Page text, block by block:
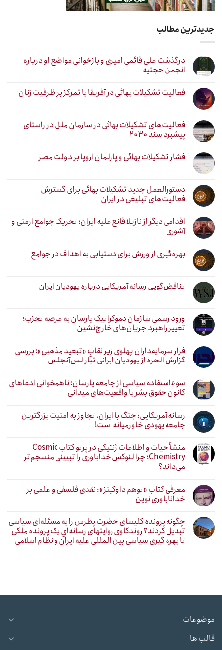
جدیدترین مطالب
درگذشت علی قائمی امیری و بازخوانی مواضع او درباره
انجمن حجتیه
فعالیت تشکیلات بهائی در آفریقا با تمرکز بر ظرفیت زنان
فعالیت‌های تشکیلات بهائی در سازمان ملل در راستای
پیشبرد سند ۲۰۳۰
فشار تشکیلات بهائی و پارلمان اروپا بر دولت مصر
دستورالعمل جدید تشکیلات بهائی برای گسترش
فعالیت‌های تبلیغی در ایران
اقدامی دیگر از نازیلا قانع علیه ایران؛ تحریک جوامع ارمنی و
آشوری
بهره‌گیری از ورزش برای دستیابی به اهداف در جوامع
تناقض‌گویی رسانه آمریکایی درباره یهودیان ایران
ورود رسمی سازمان دموکراتیک یارسان به عرصه تحزب؛
تغییر راهبرد جریان‌های خارج‌نشین
فرار سرمایه‌داران پهلوی زیر نقابِ «تبعید مذهبی»؛ بررسی
گزارش الحره از یهودیان ایرانی تبار لس‌آنجلس
سوءاستفاده سیاسی از جامعه یارسان؛ ناهمخوانی ادعاهای
کانون حقوق بشر با واقعیت‌های میدانی
رسانه آمریکایی: جنگ با ایران، تجاوز به امنیت بزرگترین
جامعه یهودی خاورمیانه است!
منشأ حیات و اطلاعات ژنتیکی در پرتو کتاب Cosmic
Chemistry؛ چرا لنوکس خداباوری را تبیینی منسجم‌تر
می‌داند؟
معرفی کتاب «توهم داوکینز»: نقدی فلسفی و علمی بر
خداناباوری نوین
چگونه پرونده کلیسای حضرت پطرس را به مسئله‌ای سیاسی
تبدیل کردند؟ روندکاوی روایتهای رسانه‌ایِ یک پرونده ملکی
تا بهره گیری سیاسی بین المللی علیه ایران و نظام اسلامی
موضوعات
قالب ها